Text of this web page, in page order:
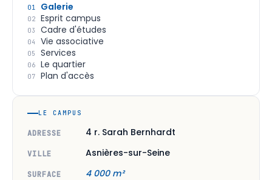
01 Galerie
02 Esprit campus
03 Cadre d'études
04 Vie associative
05 Services
06 Le quartier
07 Plan d'accès
LE CAMPUS
ADRESSE 4 r. Sarah Bernhardt
VILLE Asnières-sur-Seine
SURFACE 4 000 m²